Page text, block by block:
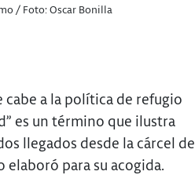
/ Foto: Oscar Bonilla
cabe a la política de refugio
es un término que ilustra
llegados desde la cárcel de
para su acogida.